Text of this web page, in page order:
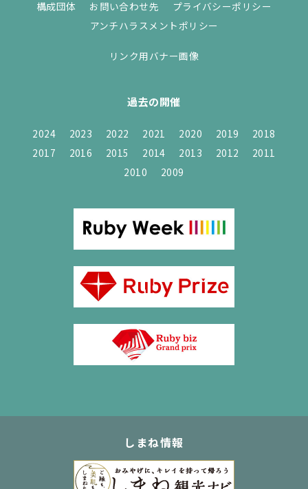
構成団体
お問い合わせ先
プライバシーポリシー
アンチハラスメントポリシー
リンク用バナー画像
過去の開催
2024 2023 2022 2021 2020 2019
2018
2017
2016 2015 2014 2013 2012
2011
2010
2009
しまね情報